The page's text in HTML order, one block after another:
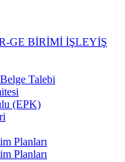
GE BİRİMİ İŞLEYİŞ
Talebi
(EPK)
Planları
Planları